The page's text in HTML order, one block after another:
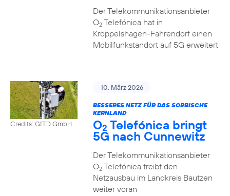
Der Telekommunikationsanbieter
O2Telefónica hat in
Kröppelshagen-Fahrendorf einen
Mobilfunkstandort auf 5G erweitert
Credits: GfTD GmbH
10. März 2026
BESSERES NETZ FÜR DAS SORBISCHE
KERNLAND
O2 Telefónica bringt
5G nach Cunnewitz
Der Telekommunikationsanbieter
O2Telefónica treibt den
Netzausbau im Landkreis Bautzen
weiter voran